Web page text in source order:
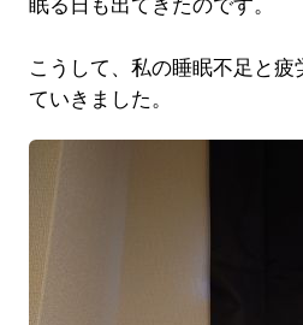
眠る日も出てきたのです。
こうして、私の睡眠不足と
ていきました。